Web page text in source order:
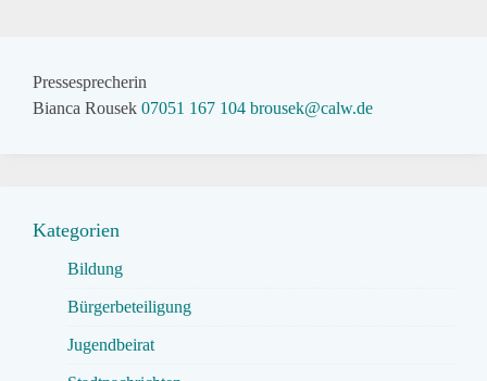
Pressesprecherin
Bianca Rousek 07051 167 104 brousek@calw.de
Kategorien
Bildung
Bürgerbeteiligung
Jugendbeirat